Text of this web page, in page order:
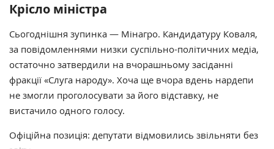
Крісло міністра
Сьогоднішня зупинка — Мінагро. Кандидатуру Коваля,
за повідомленнями низки суспільно-політичних медіа,
остаточно затвердили на вчорашньому засіданні
фракції «Слуга народу». Хоча ще вчора вдень нардепи
не змогли проголосувати за його відставку, не
вистачило одного голосу.
Офіційна позиція: депутати відмовились звільняти без